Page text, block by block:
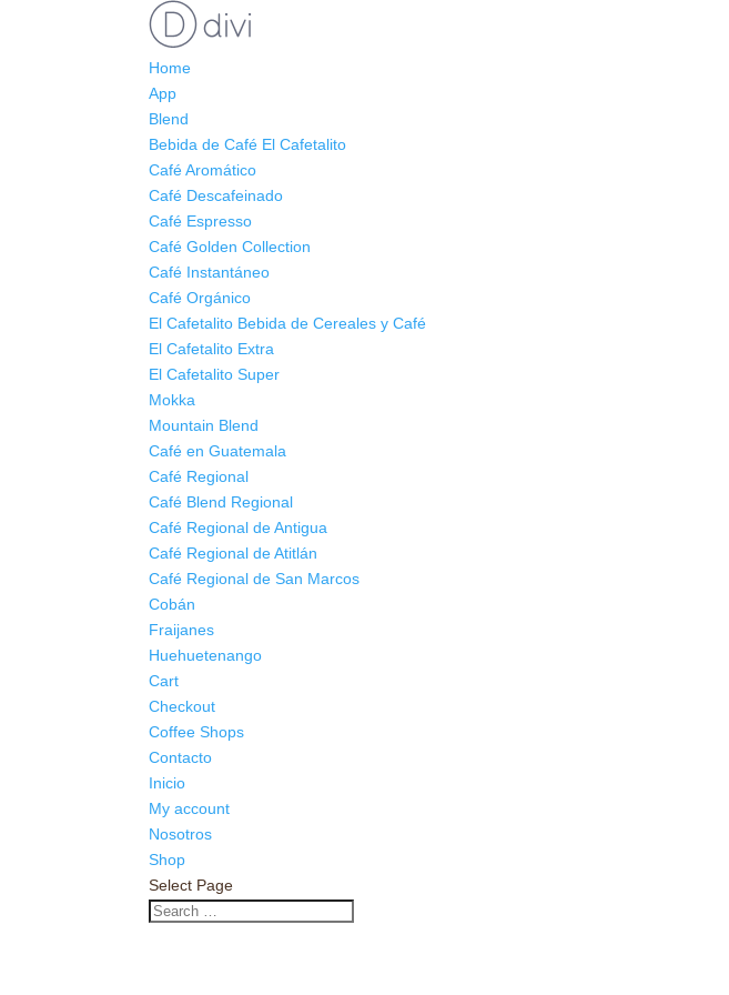
Home
App
Blend
Bebida de Café El Cafetalito
Café Aromático
Café Descafeinado
Café Espresso
Café Golden Collection
Café Instantáneo
Café Orgánico
El Cafetalito Bebida de Cereales y Café
El Cafetalito Extra
El Cafetalito Super
Mokka
Mountain Blend
Café en Guatemala
Café Regional
Café Blend Regional
Café Regional de Antigua
Café Regional de Atitlán
Café Regional de San Marcos
Cobán
Fraijanes
Huehuetenango
Cart
Checkout
Coffee Shops
Contacto
Inicio
My account
Nosotros
Shop
Select Page